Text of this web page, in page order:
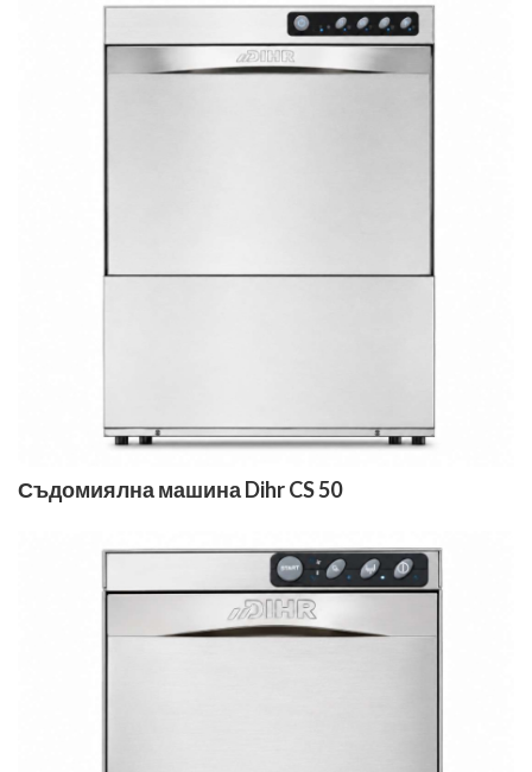
Съдомиялна машина Dihr CS 50